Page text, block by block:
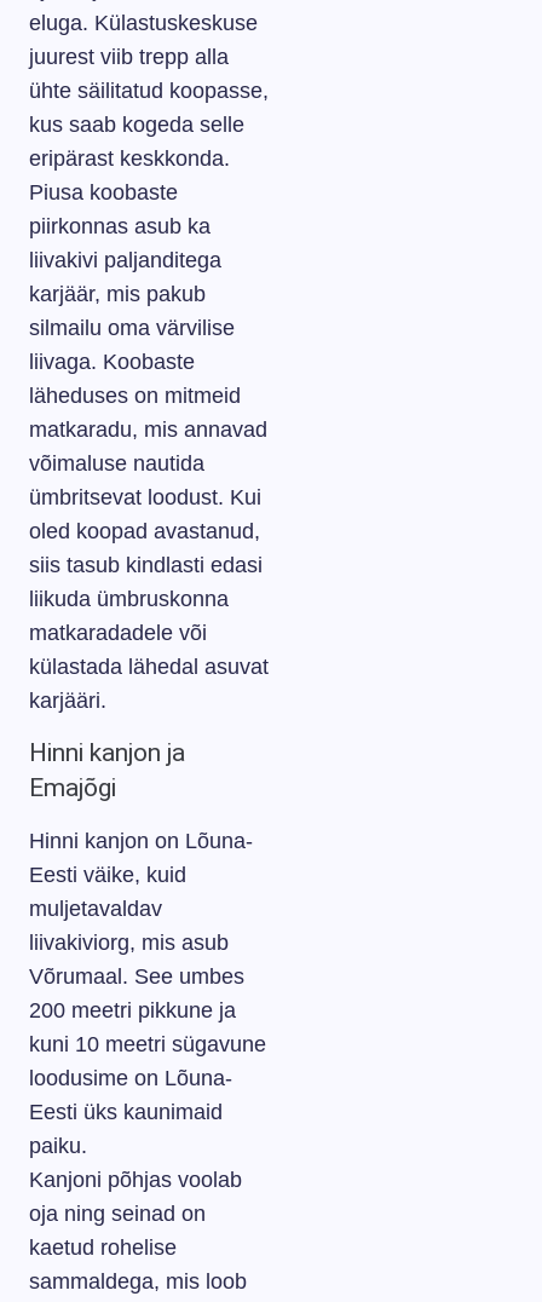
eluga. Külastuskeskuse
juurest viib trepp alla
ühte säilitatud koopasse,
kus saab kogeda selle
eripärast keskkonda.
Piusa koobaste
piirkonnas asub ka
liivakivi paljanditega
karjäär, mis pakub
silmailu oma värvilise
liivaga. Koobaste
läheduses on mitmeid
matkaradu, mis annavad
võimaluse nautida
ümbritsevat loodust. Kui
oled koopad avastanud,
siis tasub kindlasti edasi
liikuda ümbruskonna
matkaradadele või
külastada lähedal asuvat
karjääri.
Hinni kanjon ja
Emajõgi
Hinni kanjon on Lõuna-
Eesti väike, kuid
muljetavaldav
liivakiviorg, mis asub
Võrumaal. See umbes
200 meetri pikkune ja
kuni 10 meetri sügavune
loodusime on Lõuna-
Eesti üks kaunimaid
paiku.
Kanjoni põhjas voolab
oja ning seinad on
kaetud rohelise
sammaldega, mis loob